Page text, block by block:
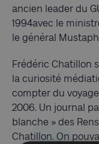
ancien leader du
1994avec le
le général
Frédéric Chatillon
la curiosité
compter du
2006. Un journal
blanche » des
Chatillon. On